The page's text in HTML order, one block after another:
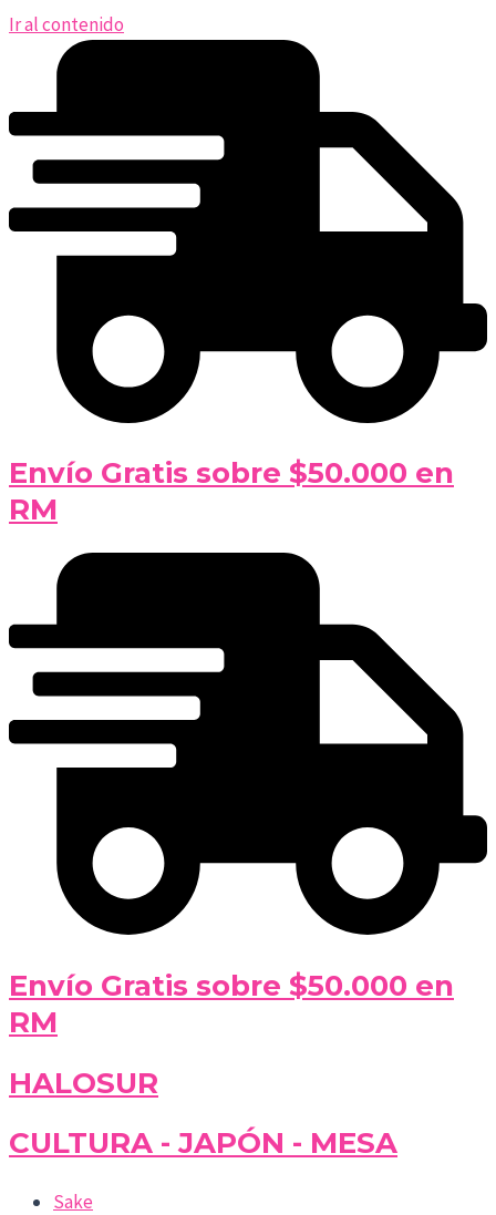
Ir al contenido
Envío Gratis sobre $50.000 en
RM
Envío Gratis sobre $50.000 en
RM
HALOSUR
CULTURA - JAPÓN - MESA
Sake